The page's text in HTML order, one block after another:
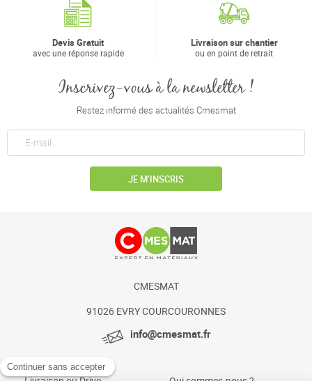
Devis Gratuit
avec une réponse rapide
Livraison sur chantier
ou en point de retrait
Inscrivez-vous à la newsletter !
Restez informé des actualités Cmesmat
JE M’INSCRIS
CMESMAT
91026 EVRY COURCOURONNES
info@cmesmat.fr